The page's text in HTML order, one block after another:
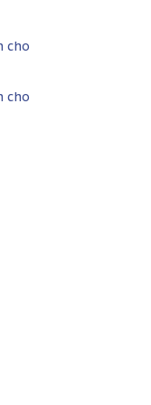
cho
cho